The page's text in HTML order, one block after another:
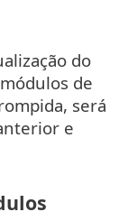
do
de
será
e